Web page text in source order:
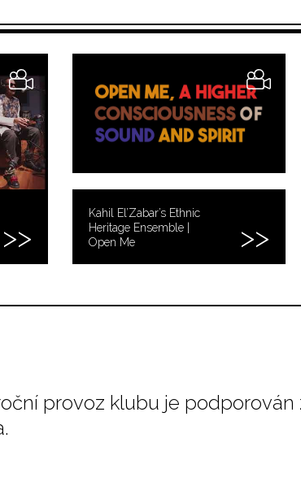
Kahil El’Zabar’s Ethnic
Heritage Ensemble |
Open Me
provoz klubu je